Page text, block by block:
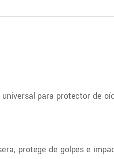
para protector de
protege de golpes e